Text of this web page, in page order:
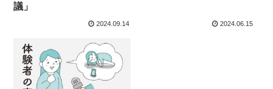
議」
2024.09.14 2024.06.15